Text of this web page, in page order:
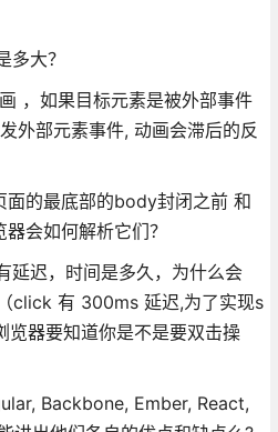
多大？
，如果目标元素是被外部事件
外部元素事件, 动画会滞后的反
的最底部的body封闭之前 和
会如何解析它们？
延迟，时间是多久，为什么会
click 有 300ms 延迟,为了实现s
器要知道你是不是要双击操
Backbone, Ember, React,